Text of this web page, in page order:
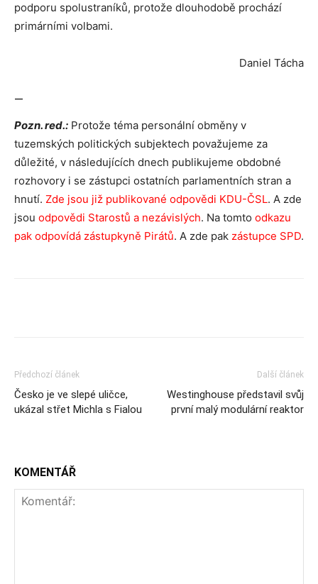
podporu spolustraníků, protože dlouhodobě prochází
primárními volbami.
Daniel Tácha
—
Pozn. red.: Protože téma personální obměny v
tuzemských politických subjektech považujeme za
důležité, v následujících dnech publikujeme obdobné
rozhovory i se zástupci ostatních parlamentních stran a
hnutí. Zde jsou již publikované odpovědi KDU-ČSL. A zde
jsou odpovědi Starostů a nezávislých. Na tomto odkazu
pak odpovídá zástupkyně Pirátů. A zde pak zástupce SPD.
Předchozí článek
Česko je ve slepé uličce,
ukázal střet Michla s Fialou
Další článek
Westinghouse představil svůj
první malý modulární reaktor
KOMENTÁŘ